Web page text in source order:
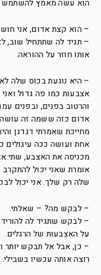
הוא עשה מאמץ להשתמש
– הוא קצת אדום, אני
– תגיד לה שתתחיל שוב,
אותו חוזר על ההוראה.
– היא נוגעת בכוס שלה
אצבעות כמו פה גדול
והרטוב בפנים, ובפנים
אדום כזה ששמה זה עושה
מחייכת שאמרתי דגדגן
אחת ועושה ככה עיגולים
מכניסה את האצבע, שתי
אומרת שאני יכול
שלה רק שלך. אני יכול
– לבקש מה? – שאלתי.
– לבקש שתגיד לה
על האצבעות של הרגלים.
– כן, אבל אל תבקש יותר
רוצה אותה עכשיו בשבילי.